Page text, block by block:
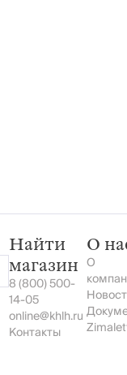
Найти
магазин
8 (800) 500-
14-05
online@khlh.ru
Контакты
О
О